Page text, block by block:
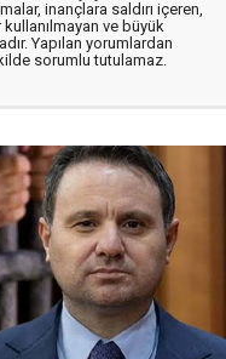
inançlara saldırı içeren,
kullanılmayan ve büyük
Yapılan yorumlardan
sorumlu tutulamaz.